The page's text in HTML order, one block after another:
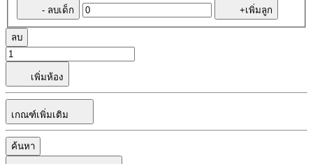
- ลบเด็ก +เพิ่มลูก
ลบ
เพิ่มห้อง
เกณฑ์เพิ่มเติม
ค้นหา